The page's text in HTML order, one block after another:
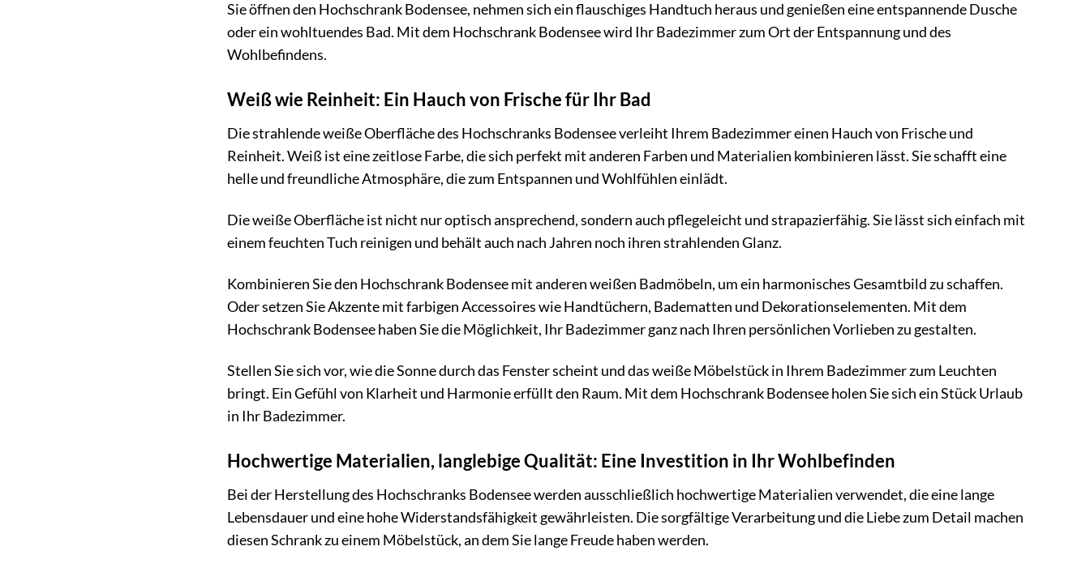
Sie öffnen den Hochschrank Bodensee, nehmen sich ein flauschiges Handtuch heraus und genießen eine entspannende Dusche
oder ein wohltuendes Bad. Mit dem Hochschrank Bodensee wird Ihr Badezimmer zum Ort der Entspannung und des
Wohlbefindens.
Weiß wie Reinheit: Ein Hauch von Frische für Ihr Bad
Die strahlende weiße Oberfläche des Hochschranks Bodensee verleiht Ihrem Badezimmer einen Hauch von Frische und
Reinheit. Weiß ist eine zeitlose Farbe, die sich perfekt mit anderen Farben und Materialien kombinieren lässt. Sie schafft eine
helle und freundliche Atmosphäre, die zum Entspannen und Wohlfühlen einlädt.
Die weiße Oberfläche ist nicht nur optisch ansprechend, sondern auch pflegeleicht und strapazierfähig. Sie lässt sich einfach mit
einem feuchten Tuch reinigen und behält auch nach Jahren noch ihren strahlenden Glanz.
Kombinieren Sie den Hochschrank Bodensee mit anderen weißen Badmöbeln, um ein harmonisches Gesamtbild zu schaffen.
Oder setzen Sie Akzente mit farbigen Accessoires wie Handtüchern, Badematten und Dekorationselementen. Mit dem
Hochschrank Bodensee haben Sie die Möglichkeit, Ihr Badezimmer ganz nach Ihren persönlichen Vorlieben zu gestalten.
Stellen Sie sich vor, wie die Sonne durch das Fenster scheint und das weiße Möbelstück in Ihrem Badezimmer zum Leuchten
bringt. Ein Gefühl von Klarheit und Harmonie erfüllt den Raum. Mit dem Hochschrank Bodensee holen Sie sich ein Stück Urlaub
in Ihr Badezimmer.
Hochwertige Materialien, langlebige Qualität: Eine Investition in Ihr Wohlbefinden
Bei der Herstellung des Hochschranks Bodensee werden ausschließlich hochwertige Materialien verwendet, die eine lange
Lebensdauer und eine hohe Widerstandsfähigkeit gewährleisten. Die sorgfältige Verarbeitung und die Liebe zum Detail machen
diesen Schrank zu einem Möbelstück, an dem Sie lange Freude haben werden.